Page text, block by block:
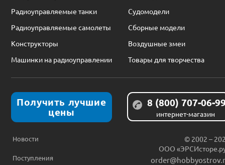
Радиоуправляемые танки
Судомодели
Радиоуправляемые самолеты
Сборные модели
Конструкторы
Воздушные змеи
Машинки на радиоуправлении
Товары для творчества
Получить лучшие
цены
8 (800) 707-06-
интернет-магазин
Новости
Поступления
© 2002 –
ООО